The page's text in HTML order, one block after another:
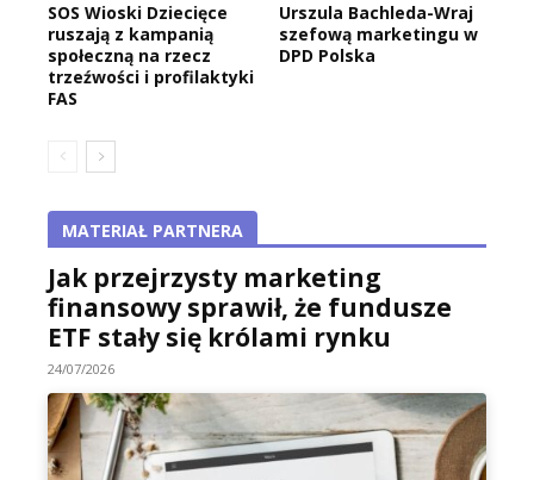
SOS Wioski Dziecięce
ruszają z kampanią
społeczną na rzecz
trzeźwości i profilaktyki
FAS
Urszula Bachleda-Wraj
szefową marketingu w
DPD Polska
MATERIAŁ PARTNERA
Jak przejrzysty marketing
finansowy sprawił, że fundusze
ETF stały się królami rynku
24/07/2026